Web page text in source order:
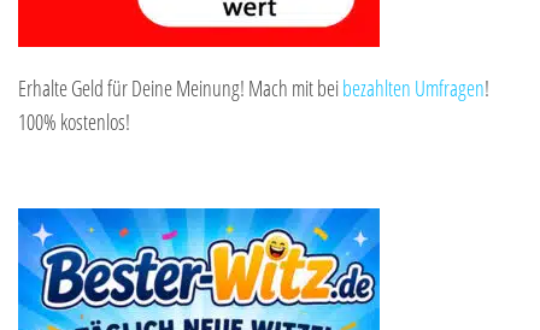
Erhalte Geld für Deine Meinung! Mach mit beibezahlten Umfragen!
100% kostenlos!